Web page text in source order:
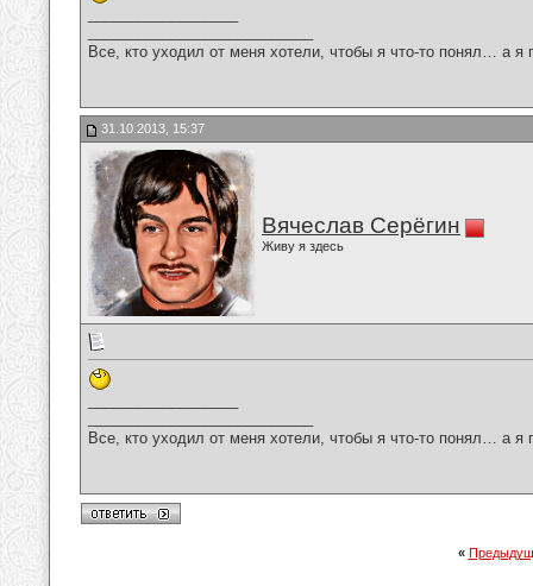
Все, кто уходил от меня хотели, чтобы я что-то понял… а
31.10.2013, 15:37
Вячеслав Серёгин
Живу я здесь
Все, кто уходил от меня хотели, чтобы я что-то понял… а
«